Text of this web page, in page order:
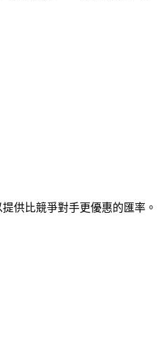
供比競爭對手更優惠的匯率。